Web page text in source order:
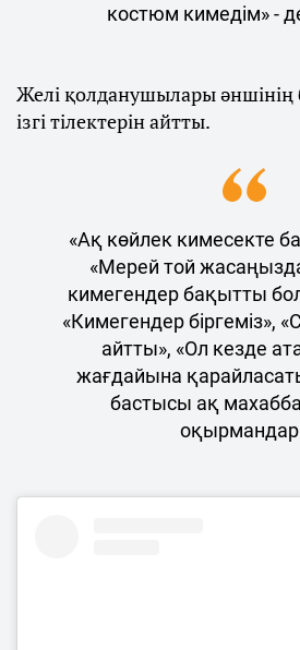
костюм кимедім» -
Желі қолданушылары әншінің
ізгі тілектерін айтты.
«Ақ көйлек кимесекте
«Мерей той
кимегендер бақытты
«Кимегендер біргеміз»,
айтты», «Ол кезде
жағдайына
бастысы ақ